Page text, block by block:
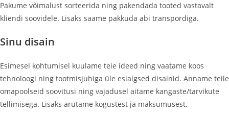
Pakume võimalust sorteerida ning pakendada tooted vastavalt
kliendi soovidele. Lisaks saame pakkuda abi transpordiga.
Sinu disain
Esimesel kohtumisel kuulame teie ideed ning vaatame koos
tehnoloogi ning tootmisjuhiga üle esialgsed disainid. Anname teile
omapoolseid soovitusi ning vajadusel aitame kangaste/tarvikute
tellimisega. Lisaks arutame kogustest ja maksumusest.